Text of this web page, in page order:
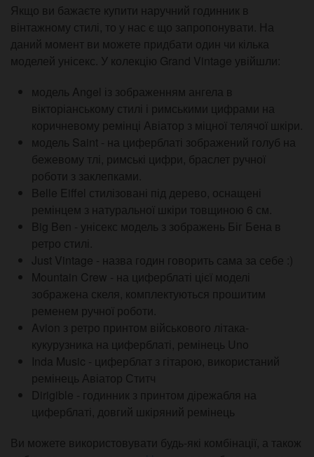
Якщо ви бажаєте купити наручний годинник в
вінтажному стилі, то у нас є що запропонувати. На
даний момент ви можете придбати один чи кілька
моделей унісекс. У колекцію Grand Vintage увійшли:
модель Angel із зображенням ангела в
вікторіанському стилі і римськими цифрами на
коричневому ремінці Авіатор з міцної телячої шкіри.
модель Saint - на циферблаті зображений голуб на
бежевому тлі, римські цифри, браслет ручної
роботи з заклепками.
Belle Eiffel стилізовані під дерево, оснащені
ремінцем з натуральної шкіри товщиною 6 см.
Big Ben - унісекс модель з зображень Біг Бена в
ретро стилі.
Just Vintage - назва годин говорить сама за себе :)
Mountain Crew - на циферблаті цієї моделі
зображена скеля, комплектуються прошитим
ременем ручної роботи.
Avion з ретро принтом військового літака-
кукурузника на циферблаті, ремінець Uno
Inda Music - циферблат з гітарою, використаний
ремінець Авіатор Ститч
Dirigible - годинник з принтом дірежабля на
циферблаті, довгий шкіряний ремінець
Ви можете використовувати будь-які комбінації, а також